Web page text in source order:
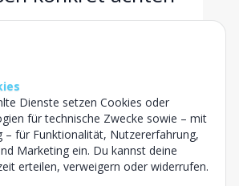
helfen ein paar klare
jede lange Liste. Diese
bei der Hygiene bei der
den größten Unterschied:
vorheizen, bevor die erste
regelmäßig
Dienste setzen Cookies oder
für technische Zwecke sowie – mit
– für Funktionalität, Nutzererfahrung,
Marketing ein. Du kannst deine
erteilen, verweigern oder widerrufen.